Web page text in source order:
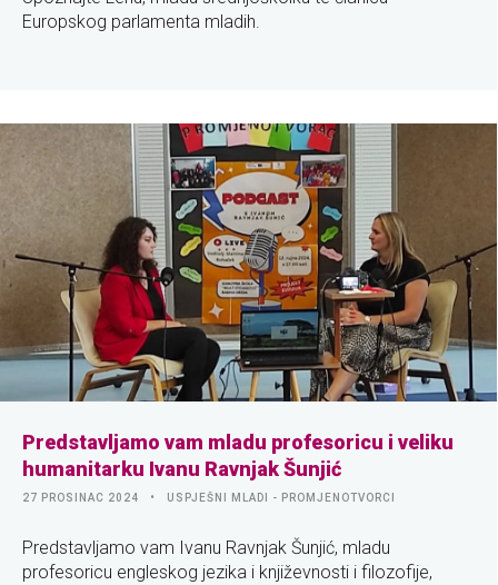
Europskog parlamenta mladih.
Predstavljamo vam mladu profesoricu i veliku
humanitarku Ivanu Ravnjak Šunjić
27 PROSINAC 2024 USPJEŠNI MLADI - PROMJENOTVORCI
Predstavljamo vam Ivanu Ravnjak Šunjić, mladu
profesoricu engleskog jezika i književnosti i filozofije,